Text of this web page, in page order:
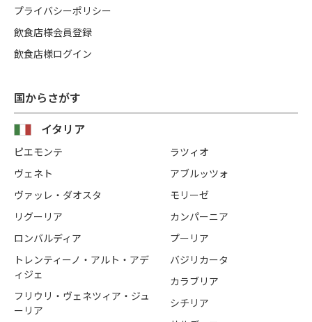
国からさがす
イタリア
ピエモンテ
ヴェネト
ヴァッレ・ダオスタ
リグーリア
ロンバルディア
トレンティーノ・アルト・アデ
ィジェ
フリウリ・ヴェネツィア・ジュ
ーリア
ラツィオ
アブルッツォ
モリーゼ
カンパーニア
プーリア
バジリカータ
カラブリア
シチリア
プライバシーポリシー
飲食店様会員登録
飲食店様ログイン